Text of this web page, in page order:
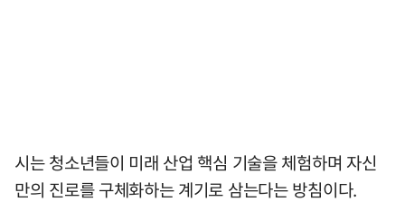
시는 청소년들이 미래 산업 핵심 기술을 체험하며 자신
만의 진로를 구체화하는 계기로 삼는다는 방침이다.